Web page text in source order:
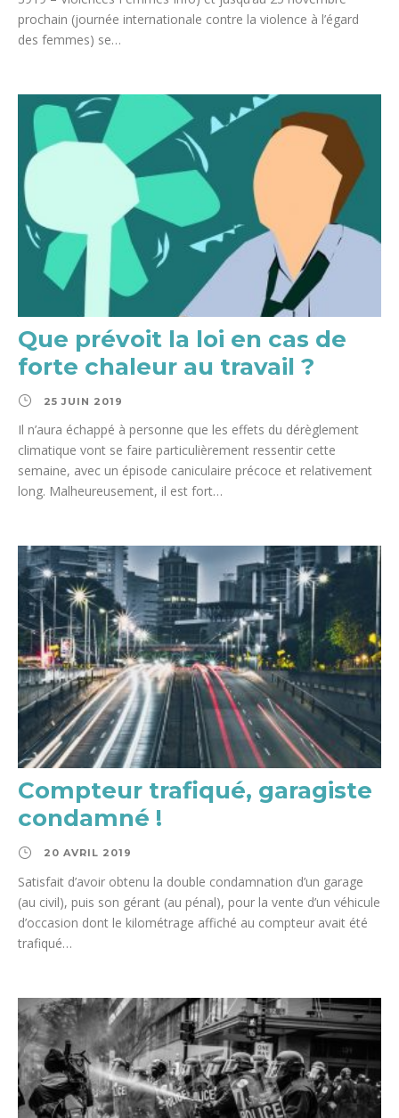
prochain (journée internationale contre la violence à l’égard
des femmes) se…
Que prévoit la loi en cas de
forte chaleur au travail ?
25 JUIN 2019
Il n’aura échappé à personne que les effets du dérèglement
climatique vont se faire particulièrement ressentir cette
semaine, avec un épisode caniculaire précoce et relativement
long. Malheureusement, il est fort…
Compteur trafiqué, garagiste
condamné !
20 AVRIL 2019
Satisfait d’avoir obtenu la double condamnation d’un garage
(au civil), puis son gérant (au pénal), pour la vente d’un véhicule
d’occasion dont le kilométrage affiché au compteur avait été
trafiqué…